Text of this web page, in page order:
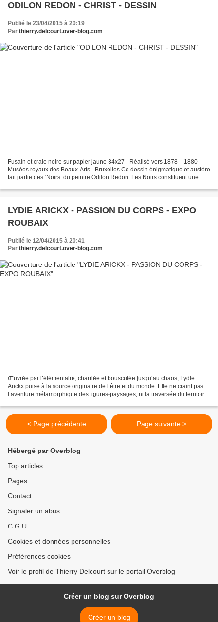
ODILON REDON - CHRIST - DESSIN
Publié le 23/04/2015 à 20:19
Par thierry.delcourt.over-blog.com
Fusain et craie noire sur papier jaune 34x27 - Réalisé vers 1878 – 1880
Musées royaux des Beaux-Arts - Bruxelles Ce dessin énigmatique et austère
fait partie des ‘Noirs’ du peintre Odilon Redon. Les Noirs constituent une
LYDIE ARICKX - PASSION DU CORPS - EXPO
ROUBAIX
Publié le 12/04/2015 à 20:41
Par thierry.delcourt.over-blog.com
Œuvrée par l’élémentaire, charriée et bousculée jusqu’au chaos, Lydie
Arickx puise à la source originaire de l’être et du monde. Elle ne craint pas
l’aventure métamorphique des figures-paysages, ni la traversée du territoire
< Page précédente Page suivante >
Hébergé par Overblog
Top articles
Pages
Contact
Signaler un abus
C.G.U.
Cookies et données personnelles
Préférences cookies
Voir le profil de Thierry Delcourt sur le portail Overblog
Créer un blog sur Overblog
Créer un blog